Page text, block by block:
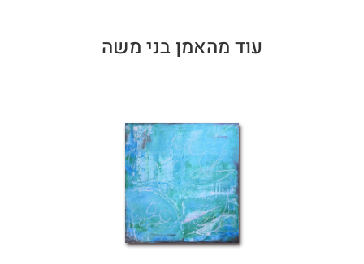
עוד מהאמן בני משה